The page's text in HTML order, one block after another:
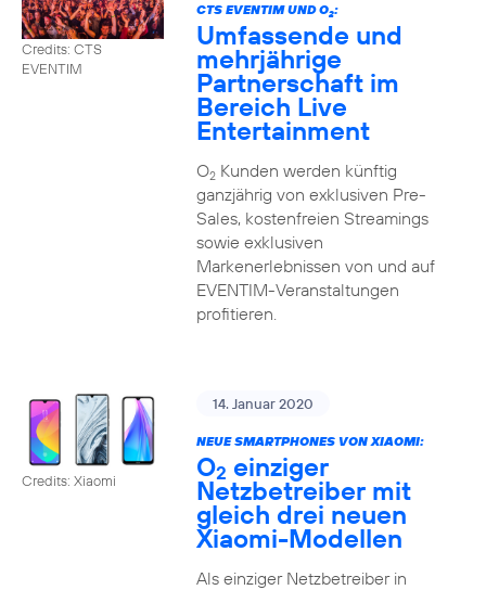
Credits: CTS
EVENTIM
CTS EVENTIM UND O2:
Umfassende und
mehrjährige
Partnerschaft im
Bereich Live
Entertainment
O2Kunden werden künftig
ganzjährig von exklusiven Pre-
Sales, kostenfreien Streamings
sowie exklusiven
Markenerlebnissen von und auf
EVENTIM-Veranstaltungen
profitieren.
Credits: Xiaomi
14. Januar 2020
NEUE SMARTPHONES VON XIAOMI:
O2 einziger
Netzbetreiber mit
gleich drei neuen
Xiaomi-Modellen
Als einziger Netzbetreiber in